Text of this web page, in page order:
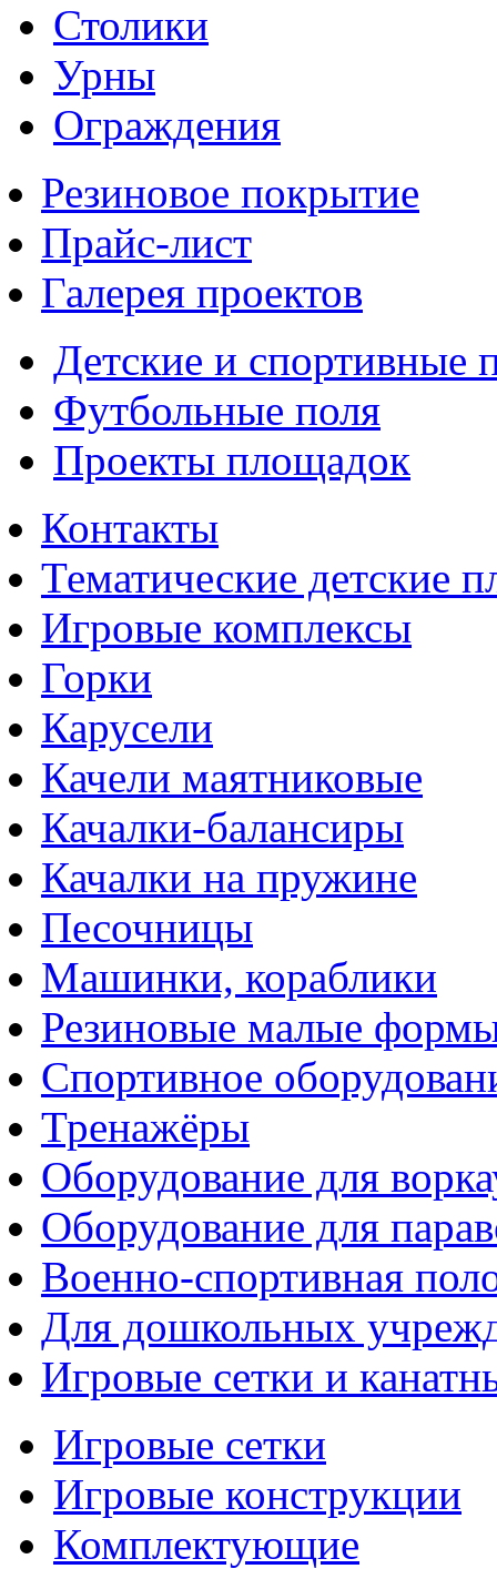
Столики
Урны
Ограждения
Резиновое покрытие
Прайс-лист
Галерея проектов
Детские и спортивные
Футбольные поля
Проекты площадок
Контакты
Тематические детские
Игровые комплексы
Горки
Карусели
Качели маятниковые
Качалки-балансиры
Качалки на пружине
Песочницы
Машинки, кораблики
Резиновые малые
Спортивное
Тренажёры
Оборудование для
Оборудование для
Военно-спортивная
Для дошкольных
Игровые сетки и
Игровые сетки
Игровые конструкции
Комплектующие